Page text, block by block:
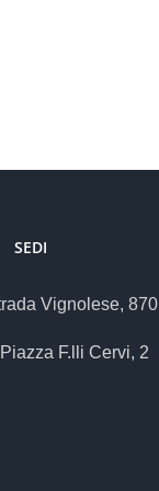
SEDI
Vignolese, 870
F.lli Cervi, 2